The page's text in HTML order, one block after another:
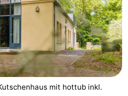
mit hottub inkl.